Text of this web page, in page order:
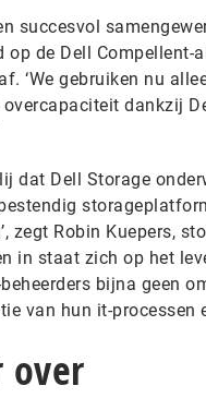
succesvol
op de Dell Compellent-
‘We gebruiken nu
overcapaciteit dankzij
dat Dell Storage
zegt Robin Kuepers,
in staat zich op het
bijna geen
van hun it-processen
over